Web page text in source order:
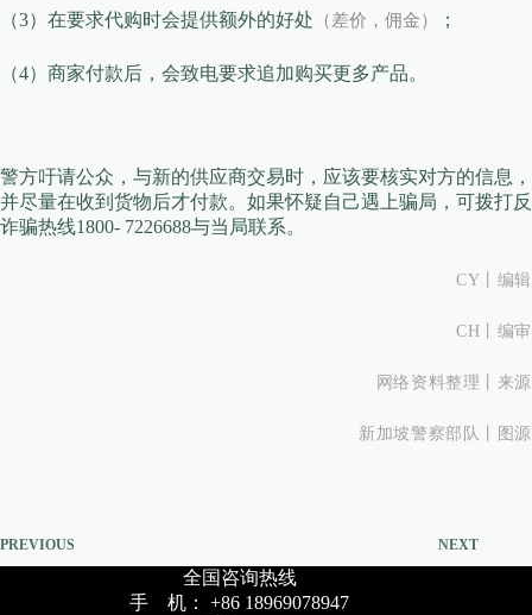
（3）在要求代购时会提供额外的好处 （差价，佣金） ；
（4）商家付款后，会致电要求追加购买更多产品。
警方吁请公众，与新的供应商交易时，应该要核实对方的信息，
并尽量在收到货物后才付款。如果怀疑自己遇上骗局，可拨打反
诈骗热线1800- 7226688与当局联系。
CY丨 编辑
CH丨 编审
网络资料整理丨来源
新加坡警察部队丨图源
PREVIOUS NEXT
全国咨询热线
手 机： +86 18969078947